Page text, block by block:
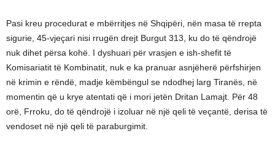
Pasi kreu procedurat e mbërritjes në Shqipëri, nën masa të rrepta
sigurie, 45-vjeçari nisi rrugën drejt Burgut 313, ku do të qëndrojë
nuk dihet përsa kohë. I dyshuari për vrasjen e ish-shefit të
Komisariatit të Kombinatit, nuk e ka pranuar asnjëherë përfshirjen
në krimin e rëndë, madje këmbëngul se ndodhej larg Tiranës, në
momentin që u krye atentati që i mori jetën Dritan Lamajt. Për 48
orë, Frroku, do të qëndrojë i izoluar në një qeli të veçantë, derisa të
vendoset në një qeli të paraburgimit.